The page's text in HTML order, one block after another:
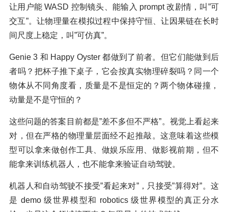
让用户能 WASD 控制镜头、能输入 prompt 改剧情，叫”可
交互”。让物理量在模拟过程中保持守恒、让因果链在长时
间尺度上稳定，叫”可仿真”。
Genie 3 和 Happy Oyster 都做到了前者。但它们能做到后
者吗？把杯子推下桌子，它会按真实物理碎裂吗？同一个
物体从不同角度看，质量是不是恒定的？两个物体碰撞，
动量是不是守恒的？
这些问题的答案目前都是”差不多但不严格”。视觉上看起来
对，但在严格的物理量层面经不起推敲。这意味着这些模
型可以拿来做创作工具、做娱乐应用、做影视前期，但不
能拿来训练机器人，也不能拿来验证自动驾驶。
机器人和自动驾驶不接受”看起来对”，只接受”算得对”。这
是 demo 级世界模型和 robotics 级世界模型的真正分水